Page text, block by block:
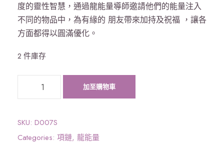
度的靈性智慧，通過龍能量導師邀請他們的能量注入
不同的物品中，為有緣的 朋友帶來加持及祝福 ，讓各
方面都得以圓滿優化。
2 件庫存
滿
龍
加至購物車
SKU: D007S
Categories: 項鏈, 龍能量